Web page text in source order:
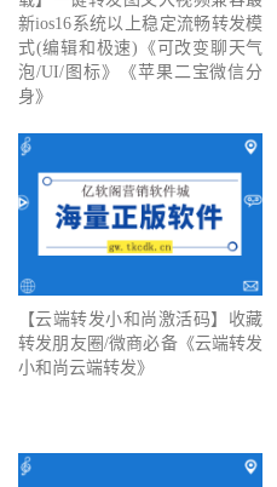
新ios16系统以上稳定流畅转发模
式(编辑和极速)《可改变聊天气
泡/UI/图标》《苹果二宝微信分
身》
【云端转发小和尚激活码】收藏
转发朋友圈/微商必备《云端转发
小和尚云端转发》